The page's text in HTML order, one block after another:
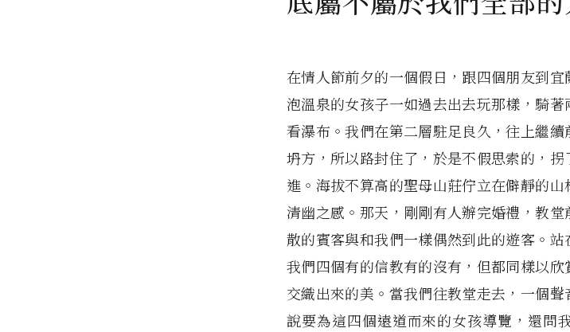
在情人節前夕的一個假日，跟四個朋友到
泡溫泉的女孩子一如過去出去玩那樣，騎
看瀑布。我們在第二層駐足良久，往上繼
坍方，所以路封住了，於是不假思索的，
進。海拔不算高的聖母山莊佇立在僻靜的
清幽之感。那天，剛剛有人辦完婚禮，教
散的賓客與和我們一樣偶然到此的遊客。站
我們四個有的信教有的沒有，但都同樣以
交織出來的美。當我們往教堂走去，一個
說要為這四個遠道而來的女孩導覽，還問